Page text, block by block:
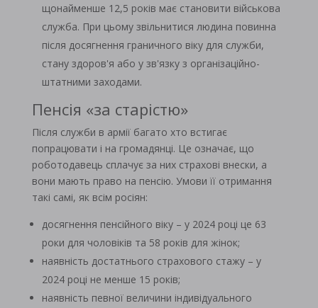
щонайменше 12,5 років має становити військова
служба. При цьому звільнитися людина повинна
після досягнення граничного віку для служби,
стану здоров'я або у зв'язку з організаційно-
штатними заходами.
Пенсія «за старістю»
Після служби в армії багато хто встигає
попрацювати і на громадянці. Це означає, що
роботодавець сплачує за них страхові внески, а
вони мають право на пенсію. Умови її отримання
такі самі, як всім росіян:
досягнення пенсійного віку – у 2024 році це 63
роки для чоловіків та 58 років для жінок;
наявність достатнього страхового стажу – у
2024 році не менше 15 років;
наявність певної величини індивідуального